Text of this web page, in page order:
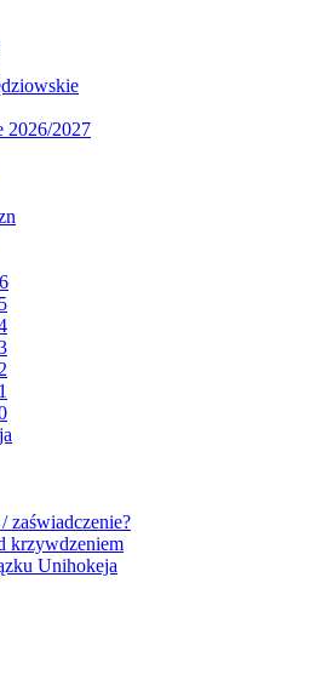
2026/2027
zaświadczenie?
krzywdzeniem
Unihokeja